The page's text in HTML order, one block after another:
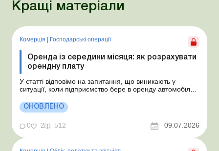
Кращі матеріали
Комерція Господарські операції
Оренда із середини місяця: як розрахувати
орендну плату
У статті відповімо на запитання, що виникають у
ситуації, коли підприємство бере в оренду автомобіль у
місяця. Підприємство орендує у фізособи автомобіль з
15.07.2026. Згідно з умовами договору орендна плата
становить 4 000 грн на місяць. Виникла...
ОНОВЛЕНО
0 2 512 09.07.2026